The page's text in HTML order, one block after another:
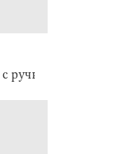
ручкой, Fantastic gold